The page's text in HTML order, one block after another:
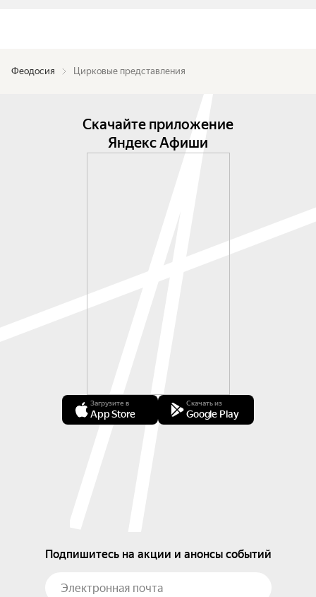
Феодосия Цирковые представления
Скачайте приложение
Яндекс Афиши
Загрузите в
App Store
Скачать из
Google Play
Подпишитесь на акции и анонсы событий